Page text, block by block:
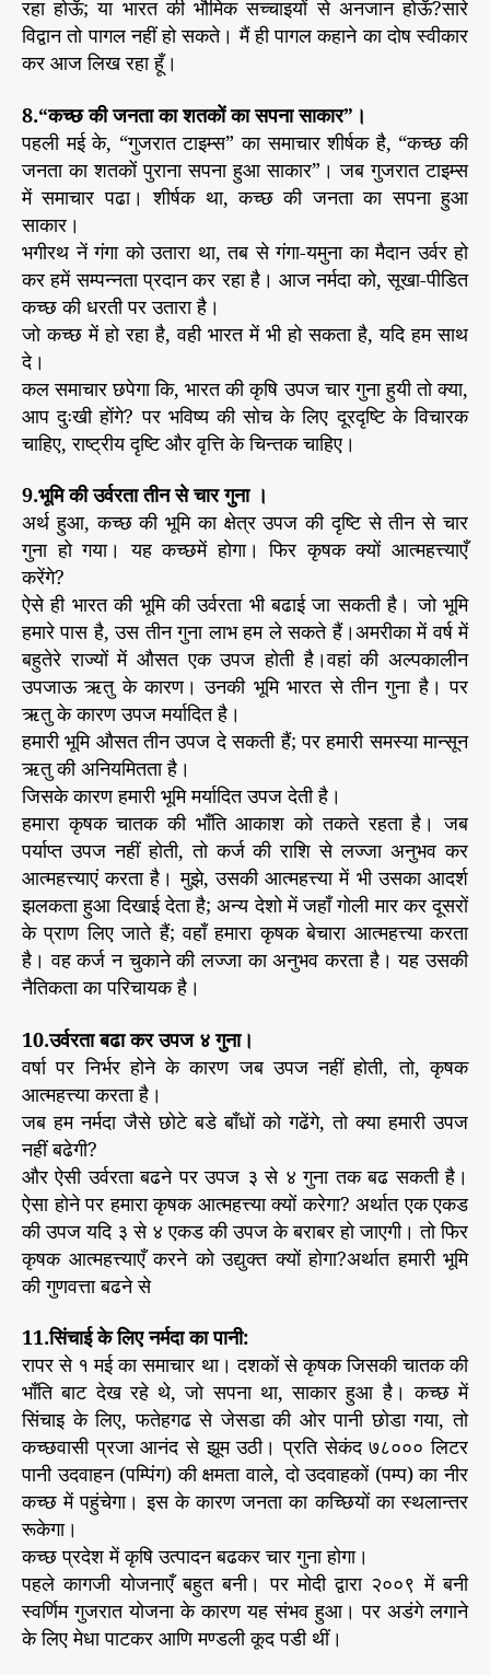
रहा होऊँ; या भारत की भौमिक सच्चाइयों से अनजान होऊँ?सारे
विद्वान तो पागल नहीं हो सकते। मैं ही पागल कहाने का दोष स्वीकार
कर आज लिख रहा हूँ।
8.“कच्छ की जनता का शतकों का सपना साकार”।
पहली मई के, “गुजरात टाइम्स” का समाचार शीर्षक है, “कच्छ की
जनता का शतकों पुराना सपना हुआ साकार”। जब गुजरात टाइम्स
में समाचार पढा। शीर्षक था, कच्छ की जनता का सपना हुआ
साकार।
भगीरथ नें गंगा को उतारा था, तब से गंगा-यमुना का मैदान उर्वर हो
कर हमें सम्पन्नता प्रदान कर रहा है। आज नर्मदा को, सूखा-पीडित
कच्छ की धरती पर उतारा है।
जो कच्छ में हो रहा है, वही भारत में भी हो सकता है, यदि हम साथ
दे।
कल समाचार छपेगा कि, भारत की कृषि उपज चार गुना हुयी तो क्या,
आप दुःखी होंगे? पर भविष्य की सोच के लिए दूरदृष्टि के विचारक
चाहिए, राष्ट्रीय दृष्टि और वृत्ति के चिन्तक चाहिए।
9.भूमि की उर्वरता तीन से चार गुना ।
अर्थ हुआ, कच्छ की भूमि का क्षेत्र उपज की दृष्टि से तीन से चार
गुना हो गया। यह कच्छमें होगा। फिर कृषक क्यों आत्महत्त्याएँ
करेंगे?
ऐसे ही भारत की भूमि की उर्वरता भी बढाई जा सकती है। जो भूमि
हमारे पास है, उस तीन गुना लाभ हम ले सकते हैं।अमरीका में वर्ष में
बहुतेरे राज्यों में औसत एक उपज होती है।वहां की अल्पकालीन
उपजाऊ ऋतु के कारण। उनकी भूमि भारत से तीन गुना है। पर
ऋतु के कारण उपज मर्यादित है।
हमारी भूमि औसत तीन उपज दे सकती हैं; पर हमारी समस्या मान्सून
ऋतु की अनियमितता है।
जिसके कारण हमारी भूमि मर्यादित उपज देती है।
हमारा कृषक चातक की भाँति आकाश को तकते रहता है। जब
पर्याप्त उपज नहीं होती, तो कर्ज की राशि से लज्जा अनुभव कर
आत्महत्त्याएं करता है। मुझे, उसकी आत्महत्त्या में भी उसका आदर्श
झलकता हुआ दिखाई देता है; अन्य देशो में जहाँ गोली मार कर दूसरों
के प्राण लिए जाते हैं; वहाँ हमारा कृषक बेचारा आत्महत्त्या करता
है। वह कर्ज न चुकाने की लज्जा का अनुभव करता है। यह उसकी
नैतिकता का परिचायक है।
10.उर्वरता बढा कर उपज ४ गुना।
वर्षा पर निर्भर होने के कारण जब उपज नहीं होती, तो, कृषक
आत्महत्त्या करता है।
जब हम नर्मदा जैसे छोटे बडे बाँधों को गढेंगे, तो क्या हमारी उपज
नहीं बढेगी?
और ऐसी उर्वरता बढने पर उपज ३ से ४ गुना तक बढ सकती है।
ऐसा होने पर हमारा कृषक आत्महत्त्या क्यों करेगा? अर्थात एक एकड
की उपज यदि ३ से ४ एकड की उपज के बराबर हो जाएगी। तो फिर
कृषक आत्महत्त्याएँ करने को उद्युक्त क्यों होगा?अर्थात हमारी भूमि
की गुणवत्ता बढने से
11.सिंचाई के लिए नर्मदा का पानी:
रापर से १ मई का समाचार था। दशकों से कृषक जिसकी चातक की
भाँति बाट देख रहे थे, जो सपना था, साकार हुआ है। कच्छ में
सिंचाइ के लिए, फतेहगढ से जेसडा की ओर पानी छोडा गया, तो
कच्छवासी प्रजा आनंद से झूम उठी। प्रति सेकंद ७८००० लिटर
पानी उदवाहन (पम्पिंग) की क्षमता वाले, दो उदवाहकों (पम्प) का नीर
कच्छ में पहुंचेगा। इस के कारण जनता का कच्छियों का स्थलान्तर
रूकेगा।
कच्छ प्रदेश में कृषि उत्पादन बढकर चार गुना होगा।
पहले कागजी योजनाएँ बहुत बनी। पर मोदी द्वारा २००९ में बनी
स्वर्णिम गुजरात योजना के कारण यह संभव हुआ। पर अडंगे लगाने
के लिए मेधा पाटकर आणि मण्डली कूद पडी थीं।